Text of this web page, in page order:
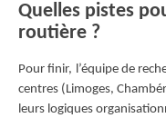
Quelles pistes
routière ?
Pour finir, l’équipe de
centres (Limoges,
leurs logiques